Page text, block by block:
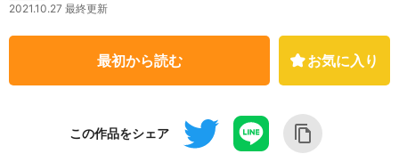
2021.10.27 最終更新
最初から読む お気に入り
この作品をシェア